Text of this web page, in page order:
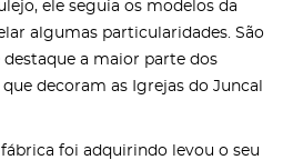
ele seguia os modelos da
algumas particularidades. São
a maior parte dos
decoram as Igrejas do Juncal
foi adquirindo levou o seu